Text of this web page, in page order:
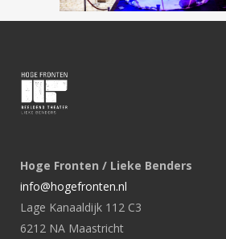
Hoge Fronten / Lieke Benders
info@hogefronten.nl
Lage Kanaaldijk 112 C3
6212 NA Maastricht